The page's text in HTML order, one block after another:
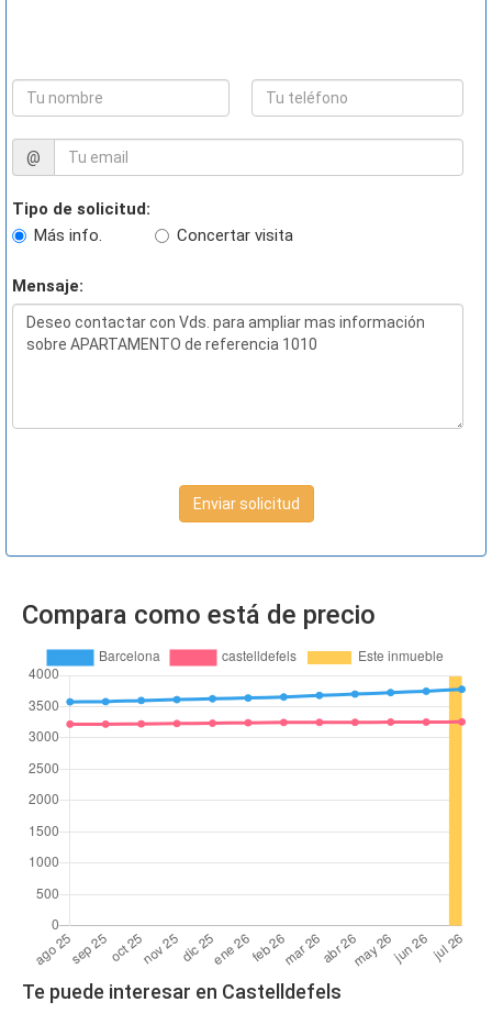
@
Tipo de solicitud:
Más info.
Concertar visita
Mensaje:
Enviar solicitud
Compara como está de precio
Te puede interesar en Castelldefels